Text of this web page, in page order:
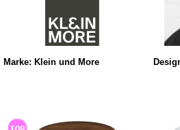
Marke: Klein und More